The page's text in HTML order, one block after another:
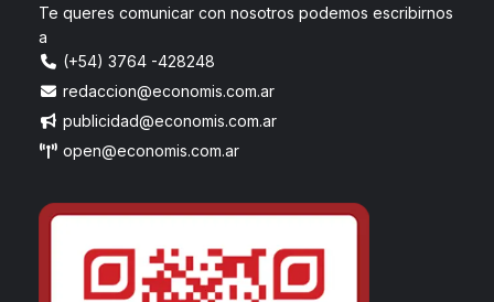
Te queres comunicar con nosotros podemos escribirnos
a
(+54) 3764 -428248
redaccion@economis.com.ar
publicidad@economis.com.ar
open@economis.com.ar